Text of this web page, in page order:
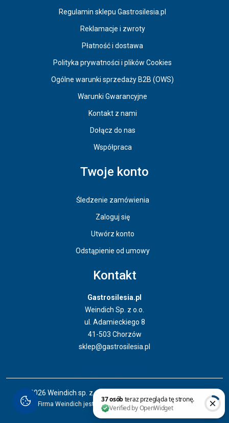
Regulamin sklepu Gastrosilesia.pl
Reklamacje i zwroty
Płatność i dostawa
Polityka prywatności i plików Cookies
Ogólne warunki sprzedaży B2B (OWS)
Warunki Gwarancyjne
Kontakt z nami
Dołącz do nas
Współpraca
Twoje konto
Śledzenie zamówienia
Zaloguj się
Utwórz konto
Odstąpienie od umowy
Kontakt
Gastrosilesia.pl
Weindich Sp. z o.o.
ul. Adamieckiego 8
41-503 Chorzów
sklep@gastrosilesia.pl
© 2026 Weindich sp. z o. o. Wszystkie prawa zastrzeżone.
Firma Weindich jest właścicielem marki Gastrosilesia.